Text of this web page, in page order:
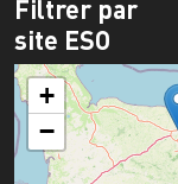
Filtrer par
site ESO
+
−